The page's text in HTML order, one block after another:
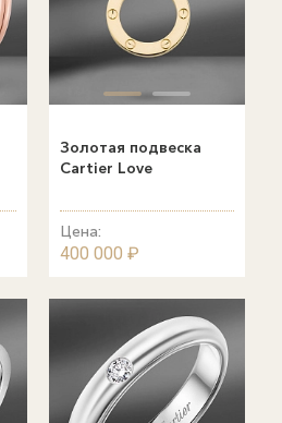
Золотая подвеска
Cartier Love
Цена:
400 000 ₽